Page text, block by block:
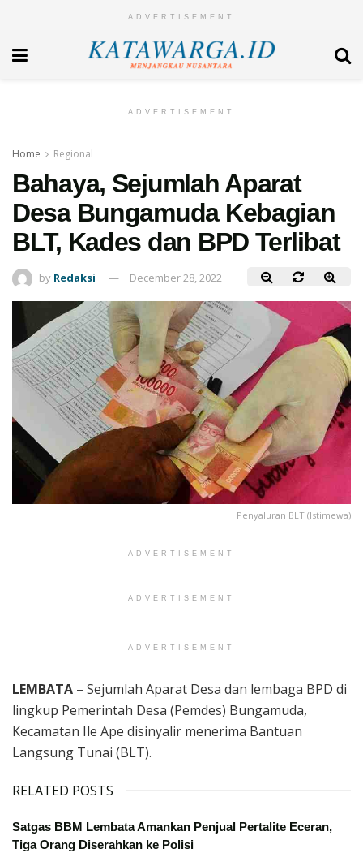
ADVERTISEMENT
ADVERTISEMENT
Home Regional
Bahaya, Sejumlah Aparat
Desa Bungamuda Kebagian
BLT, Kades dan BPD Terlibat
by Redaksi December 28, 2022
Penyaluran BLT (Istimewa)
ADVERTISEMENT
ADVERTISEMENT
ADVERTISEMENT
LEMBATA – Sejumlah Aparat Desa dan lembaga BPD di
lingkup Pemerintah Desa (Pemdes) Bungamuda,
Kecamatan Ile Ape disinyalir menerima Bantuan
Langsung Tunai (BLT).
RELATED POSTS
Satgas BBM Lembata Amankan Penjual Pertalite Eceran,
Tiga Orang Diserahkan ke Polisi